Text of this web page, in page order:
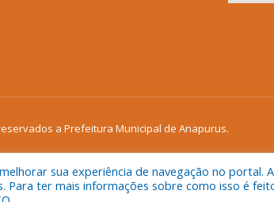
a Prefeitura Municipal de Anapurus.
sua experiência de navegação no
Para ter mais informações sobre como isso é